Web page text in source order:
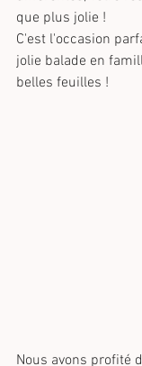
que plus jolie !
C'est l'occasion
jolie balade en
belles feuilles !
Nous avons profité